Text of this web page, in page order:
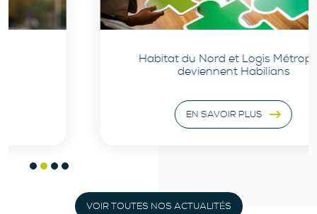
Habitat du Nord et Logis Métropole
deviennent Habilians
EN SAVOIR PLUS
VOIR TOUTES NOS ACTUALITÉS